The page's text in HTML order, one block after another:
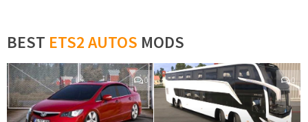
BEST ETS2 AUTOS MODS
0 0